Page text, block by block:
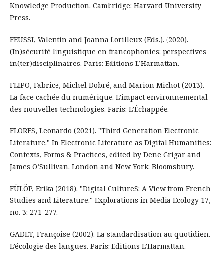
Knowledge Production. Cambridge: Harvard University
Press.
FEUSSI, Valentin and Joanna Lorilleux (Eds.). (2020).
(In)sécurité linguistique en francophonies: perspectives
in(ter)disciplinaires. Paris: Editions L’Harmattan.
FLIPO, Fabrice, Michel Dobré, and Marion Michot (2013).
La face cachée du numérique. L’impact environnemental
des nouvelles technologies. Paris: L’Échappée.
FLORES, Leonardo (2021). "Third Generation Electronic
Literature." In Electronic Literature as Digital Humanities:
Contexts, Forms & Practices, edited by Dene Grigar and
James O’Sullivan. London and New York: Bloomsbury.
FÜLÖP, Erika (2018). "Digital CultureS: A View from French
Studies and Literature." Explorations in Media Ecology 17,
no. 3: 271-277.
GADET, Françoise (2002). La standardisation au quotidien.
L’écologie des langues. Paris: Editions L’Harmattan.